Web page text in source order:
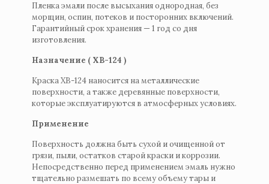
Пленка эмали после высыхания однородная, без
морщин, оспин, потеков и посторонних включений.
Гарантийный срок хранения — 1 год со дня
изготовления.
Назначение ( ХВ-124 )
Краска ХВ-124 наносится на металлические
поверхности, а также деревянные поверхности,
которые эксплуатируются в атмосферных условиях.
Применение
Поверхность должна быть сухой и очищенной от
грязи, пыли, остатков старой краски и коррозии.
Непосредственно перед применением эмаль нужно
тщательно размешать по всему объему тары и